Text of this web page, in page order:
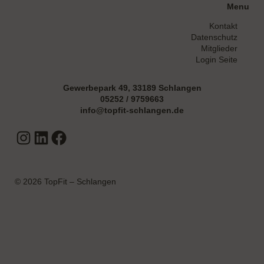
Menu
Kontakt
Datenschutz
Mitglieder
Login Seite
Gewerbepark 49, 33189 Schlangen
05252 / 9759663
info@topfit-schlangen.de
Instagram
LinkedIn
Facebook
© 2026 TopFit – Schlangen